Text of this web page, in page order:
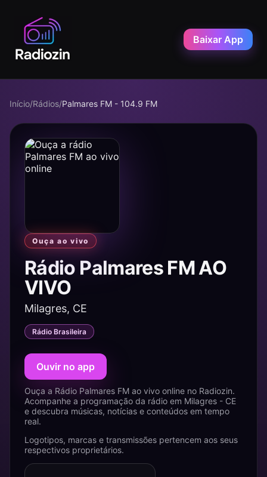
Baixar App
Início/Rádios/Palmares FM - 104.9 FM
Ouça ao vivo
Rádio Palmares FM AO
VIVO
Milagres, CE
Rádio Brasileira
Ouvir no app
Ouça a Rádio Palmares FM ao vivo online no Radiozin.
Acompanhe a programação da rádio em Milagres - CE
e descubra músicas, notícias e conteúdos em tempo
real.
Logotipos, marcas e transmissões pertencem aos seus
respectivos proprietários.